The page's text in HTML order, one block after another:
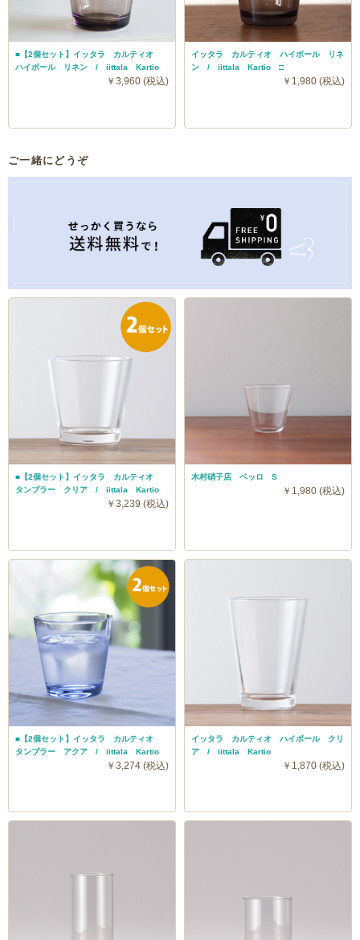
■【2個セット】イッタラ カルティオ
ハイボール リネン / iittala Kartio
￥3,960 (税込)
イッタラ カルティオ ハイボール リネ
ン / iittala Kartio □
￥1,980 (税込)
ご一緒にどうぞ
■【2個セット】イッタラ カルティオ
タンブラー クリア / iittala Kartio
￥3,239 (税込)
木村硝子店 ベッロ S
￥1,980 (税込)
■【2個セット】イッタラ カルティオ
タンブラー アクア / iittala Kartio
￥3,274 (税込)
イッタラ カルティオ ハイボール クリ
ア / iittala Kartio
￥1,870 (税込)